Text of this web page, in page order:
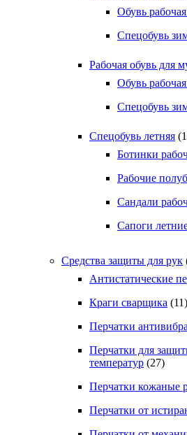
Обувь
Спецобувь
Рабочая обувь для
Обувь
Спецобувь
Спецобувь летняя
Ботинки
Рабочие
Сандали
Сапоги
Средства защиты для рук
Антистатические
Краги сварщика (11)
Перчатки
Перчатки для
температур (27)
Перчатки кожаные
Перчатки от